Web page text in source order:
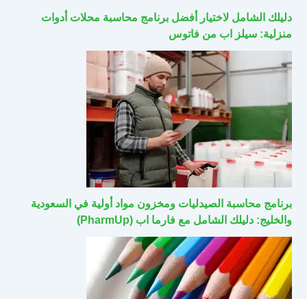
دليلك الشامل لاختيار أفضل برنامج محاسبة محلات أدوات
منزلية: سيلز اب من فاتوس
برنامج محاسبة الصيدليات ومخزون مواد أولية في السعودية
والخليج: دليلك الشامل مع فارما اب (PharmUp)